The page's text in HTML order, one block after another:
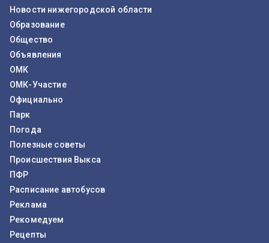
Новости нижегородской области
Образование
Общество
Объявления
ОМК
ОМК-Участие
Официально
Парк
Погода
Полезные советы
Происшествия Выкса
ПФР
Расписание автобусов
Реклама
Рекомедуем
Рецепты